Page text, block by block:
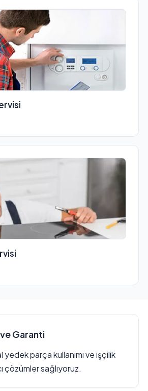
Garanti
yedek parça kullanımı ve işçilik
çözümler sağlıyoruz.